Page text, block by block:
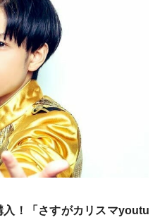
入！「さすがカリスマyoutu